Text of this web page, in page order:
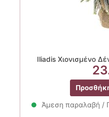
Iliadis Χιονισμένο
Άμεση παραλαβή /